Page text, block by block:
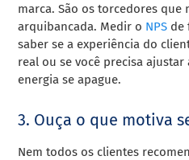
marca. São os torcedores que
arquibancada. Medir o NPS de
saber se a experiência do
real ou se você precisa ajustar
energia se apague.
3. Ouça o que motiva
Nem todos os clientes